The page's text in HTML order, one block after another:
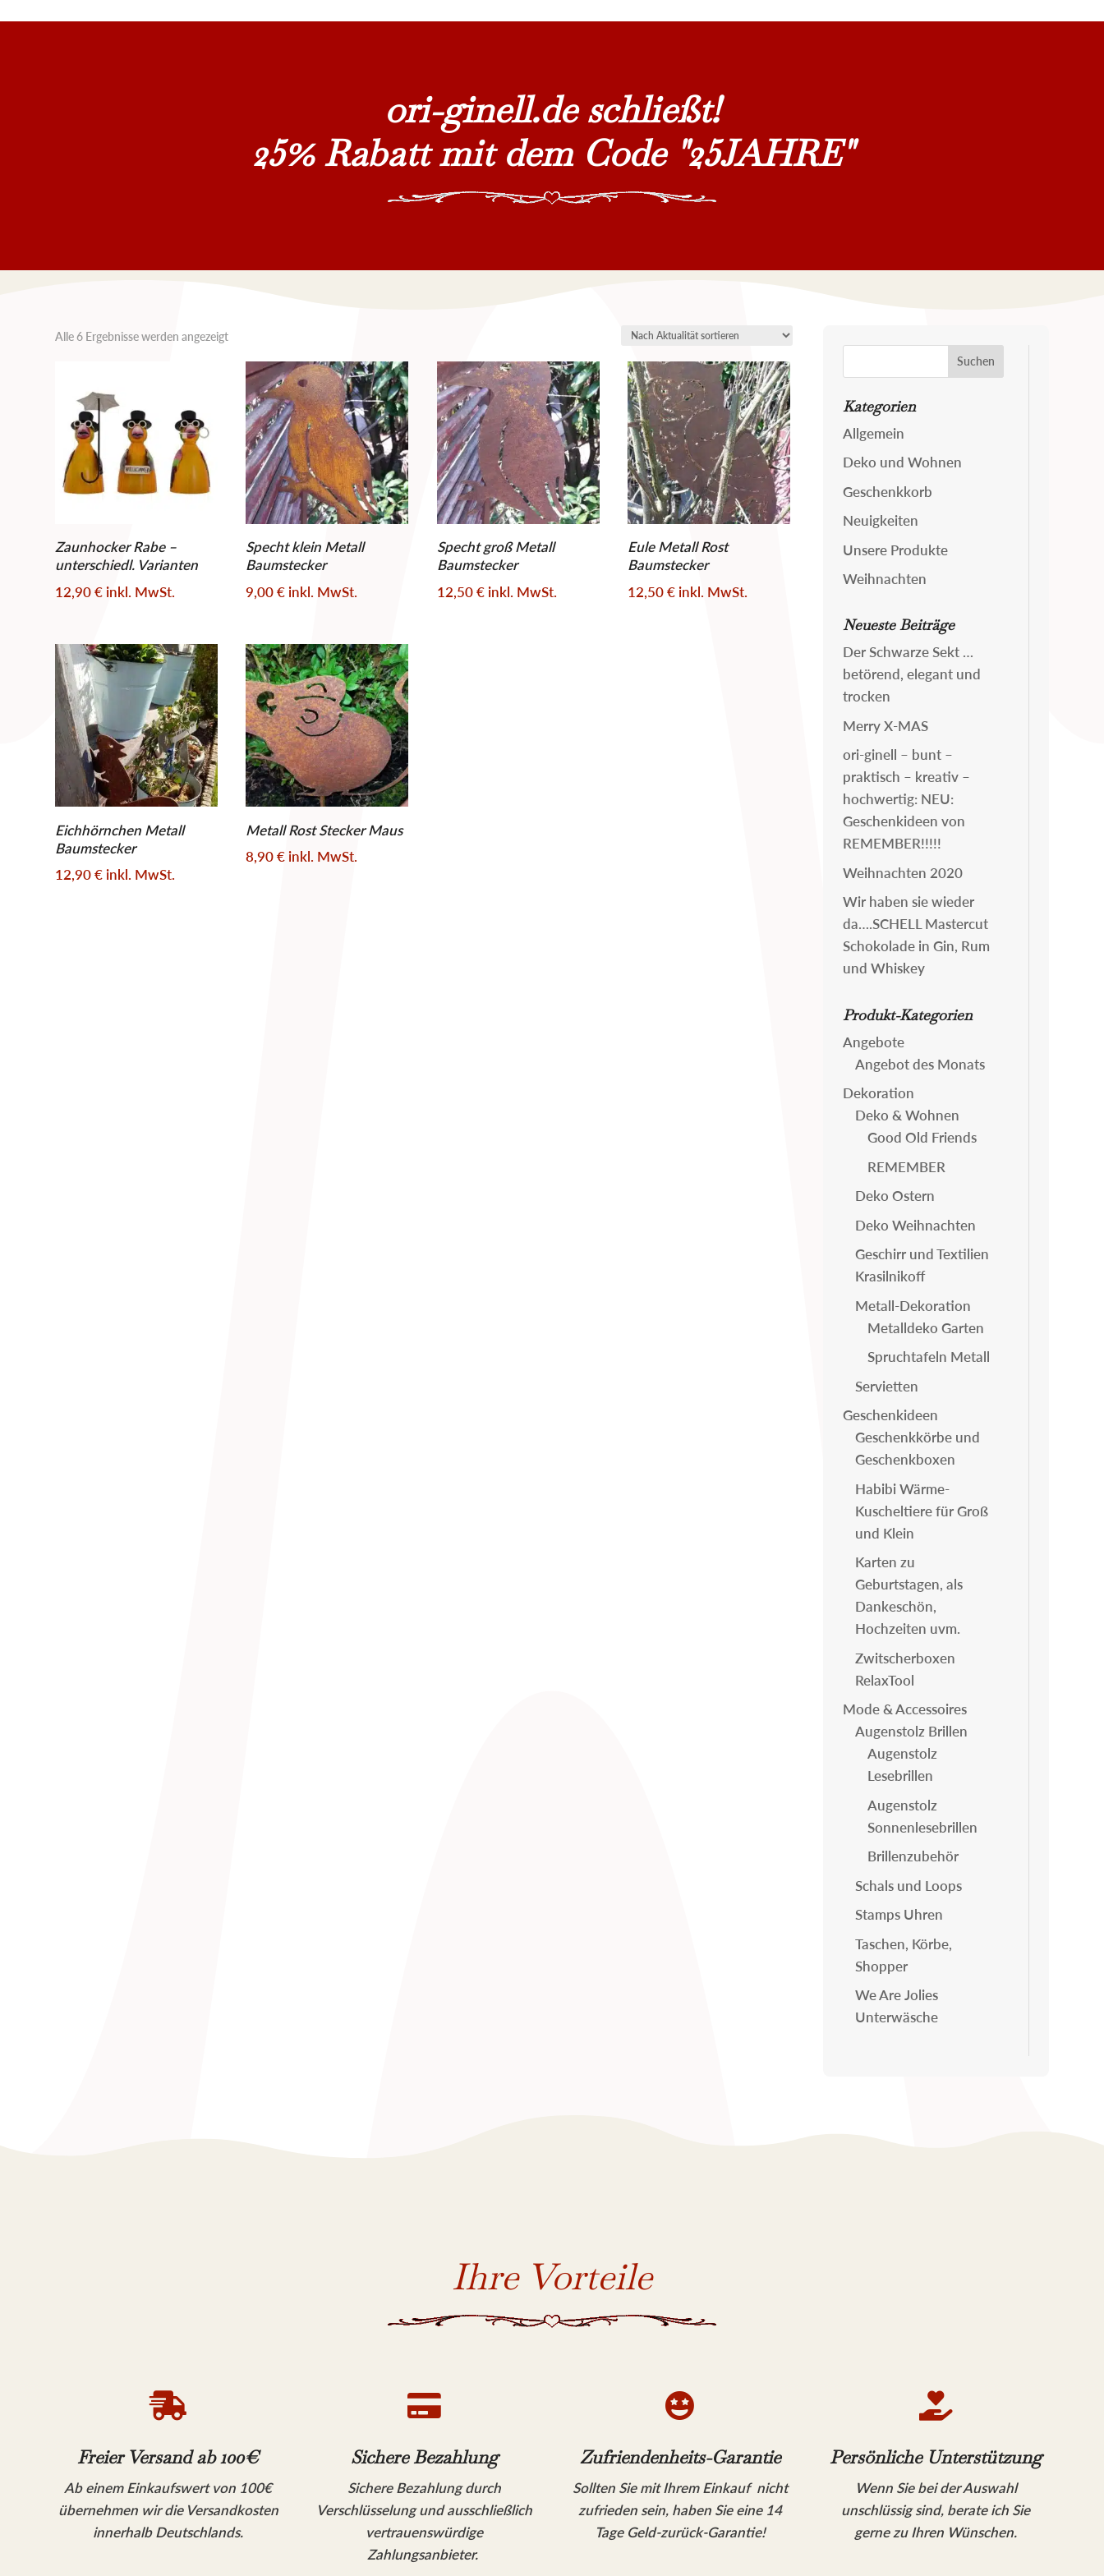
ori-ginell.de schließt!
25% Rabatt mit dem Code "25JAHRE"
Alle 6 Ergebnisse werden angezeigtNach
sortiert
Zaunhocker Rabe –
unterschiedl. Varianten
12,90€ inkl. MwSt.
Specht klein Metall
Baumstecker
9,00€ inkl. MwSt.
Specht groß Metall
Baumstecker
12,50€ inkl. MwSt.
Eule Metall Rost
Baumstecker
12,50€ inkl. MwSt.
Eichhörnchen Metall
Baumstecker
12,90€ inkl. MwSt.
Metall Rost Stecker Maus
8,90€ inkl. MwSt.
Kategorien
Allgemein
Deko und Wohnen
Geschenkkorb
Neuigkeiten
Unsere Produkte
Weihnachten
Neueste Beiträge
Der Schwarze Sekt …
betörend, elegant und
trocken
Merry X-MAS
ori-ginell – bunt –
praktisch – kreativ –
hochwertig: NEU:
Geschenkideen von
REMEMBER!!!!!
Weihnachten 2020
Wir haben sie wieder
da….SCHELL Mastercut
Schokolade in Gin, Rum
und Whiskey
Produkt-Kategorien
Angebote
Angebot des Monats
Dekoration
Deko & Wohnen
Good Old Friends
REMEMBER
Deko Ostern
Deko Weihnachten
Geschirr und Textilien
Krasilnikoff
Metall-Dekoration
Metalldeko Garten
Spruchtafeln Metall
Servietten
Geschenkideen
Geschenkkörbe und
Geschenkboxen
Habibi Wärme-
Kuscheltiere für Groß
und Klein
Karten zu
Geburtstagen, als
Dankeschön,
Hochzeiten uvm.
Zwitscherboxen
RelaxTool
Mode & Accessoires
Augenstolz Brillen
Augenstolz
Lesebrillen
Augenstolz
Sonnenlesebrillen
Brillenzubehör
Schals und Loops
Stamps Uhren
Taschen, Körbe,
Shopper
We Are Jolies
Unterwäsche
Ihre Vorteile

Freier Versand ab 100€
Ab einem Einkaufswert von 100€
übernehmen wir die Versandkosten
innerhalb Deutschlands.

Sichere Bezahlung
Sichere Bezahlung durch
Verschlüsselung und ausschließlich
vertrauenswürdige
Zahlungsanbieter.

Zufriendenheits-Garantie
Sollten Sie mit Ihrem Einkauf nicht
zufrieden sein, haben Sie eine 14
Tage Geld-zurück-Garantie!

Persönliche Unterstützung
Wenn Sie bei der Auswahl
unschlüssig sind, berate ich Sie
gerne zu Ihren Wünschen.